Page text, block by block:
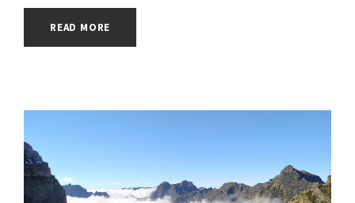
READ MORE